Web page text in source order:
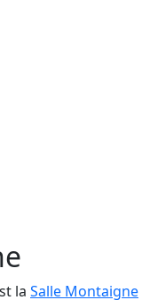
la Salle Montaigne